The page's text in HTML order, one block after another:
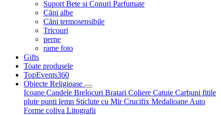
Suport Bete si Conuri Parfumate
Căni albe
Căni termosensibile
Tricouri
perne
rame foto
Gifts
Toate produsele
TopEvents360
Obiecte Religioase
Icoane Candele Brelocuri Bratari Coliere Catuie Carbuni fitile
plute punti lemn Sticlute cu MirCrucifix Medalioane Auto
Forme coliva Litografii